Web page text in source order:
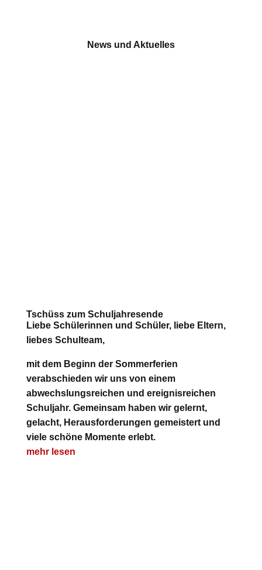
News und Aktuelles
Tschüss zum Schuljahresende
Liebe Schülerinnen und Schüler, liebe Eltern,
liebes Schulteam,
mit dem Beginn der Sommerferien
verabschieden wir uns von einem
abwechslungsreichen und ereignisreichen
Schuljahr. Gemeinsam haben wir gelernt,
gelacht, Herausforderungen gemeistert und
viele schöne Momente erlebt.
mehr lesen